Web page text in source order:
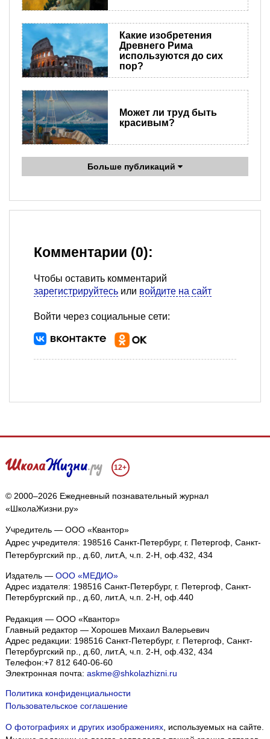
Какие изобретения
Древнего Рима
используются до сих
пор?
Может ли труд быть
красивым?
Больше публикаций
Комментарии (0):
Чтобы оставить комментарий
зарегистрируйтесь или войдите на сайт
Войти через социальные сети:
12+
© 2000–2026 Ежедневный познавательный журнал
«ШколаЖизни.ру»
Учредитель — ООО «Квантор»
Адрес учредителя: 198516 Санкт-Петербург, г. Петергоф, Санкт-
Петербургский пр., д.60, лит.А, ч.п. 2-Н, оф.432, 434
Издатель — ООО «МЕДИО»
Адрес издателя: 198516 Санкт-Петербург, г. Петергоф, Санкт-
Петербургский пр., д.60, лит.А, ч.п. 2-Н, оф.440
Редакция — ООО «Квантор»
Главный редактор — Хорошев Михаил Валерьевич
Адрес редакции: 198516 Санкт-Петербург, г. Петергоф, Санкт-
Петербургский пр., д.60, лит.А, ч.п. 2-Н, оф.432, 434
Телефон:+7 812 640-06-60
Электронная почта: askme@shkolazhizni.ru
Политика конфиденциальности
Пользовательское соглашение
О фотографиях и других изображениях, используемых на сайте.